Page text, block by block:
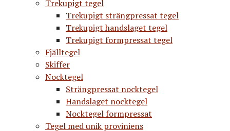
Trekupigt tegel
Trekupigt strängpressat tegel
Trekupigt handslaget tegel
Trekupigt formpressat tegel
Fjälltegel
Skiffer
Nocktegel
Strängpressat nocktegel
Handslaget nocktegel
Nocktegel formpressat
Tegel med unik proviniens